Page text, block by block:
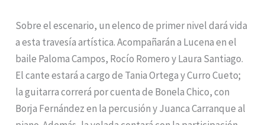
Sobre el escenario, un elenco de primer nivel dará vida
a esta travesía artística. Acompañarán a Lucena en el
baile Paloma Campos, Rocío Romero y Laura Santiago.
El cante estará a cargo de Tania Ortega y Curro Cueto;
la guitarra correrá por cuenta de Bonela Chico, con
Borja Fernández en la percusión y Juanca Carranque al